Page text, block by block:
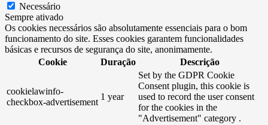
Necessário
Sempre ativado
Os cookies necessários são absolutamente essenciais para o bom
funcionamento do site. Esses cookies garantem funcionalidades
básicas e recursos de segurança do site, anonimamente.
Cookie
Duração Descrição
cookielawinfo-
checkbox-advertisement
1 year
Set by the GDPR Cookie
Consent plugin, this cookie is
used to record the user consent
for the cookies in the
"Advertisement" category .